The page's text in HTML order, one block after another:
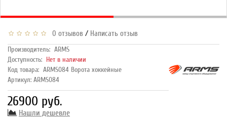
0 отзывов / Написать отзыв
Производитель: ARMS
Доступность: Нет в наличии
Код товара: ARMS084 Ворота хоккейные
Артикул: ARMS084
26900 руб.
Нашли дешевле